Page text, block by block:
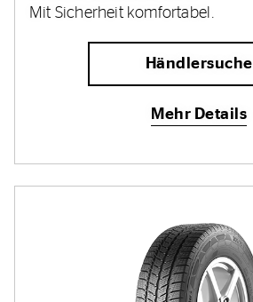
Mit Sicherheit komfortabel.
Händlersuche
Mehr Details